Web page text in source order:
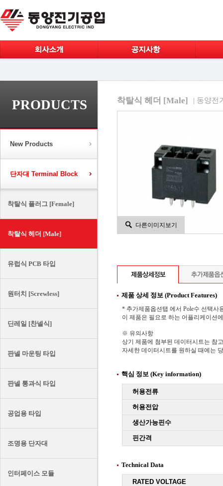
PRODUCTS
New Products
단자대 Terminal Block
착탈식 플러그 [Female]
착탈식 헤더 [Male]
유럽식 PCB 타입
원터치 [Screwless]
딘레일 [찬넬식]
판넬 마운팅 타입
판넬 통과식 타입
공업용 타입
조명용 단자대
인터페이스 모듈
착탈식 헤더 [Male] | 동양전
다른이미지보기
제품 상세 정보 (Product Features)
* 추가제품옵션탭 에서 Pole수 선택사
이 제품은 필요로 하는 어플리케이션
※ 유의사항
상기 제품에 첨부된 데이터시트는 참
자세한 데이터시트를 원하실 때에는
핵심 정보 (Key information)
허용전류
허용전압
생산가능핀수
핀간격
Technical Data
RATED VOLTAGE